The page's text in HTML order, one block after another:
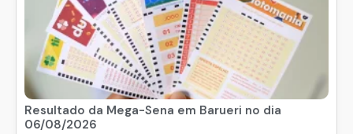
Resultado da Mega-Sena em Barueri no dia
06/08/2026